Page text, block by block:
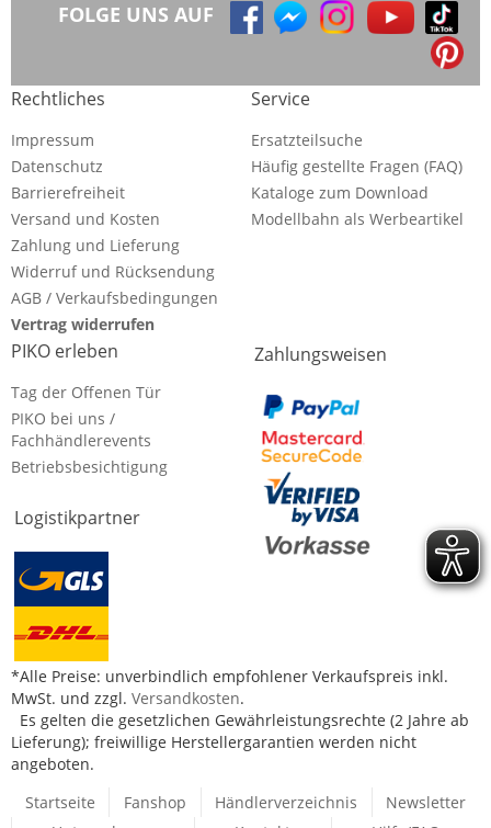
FOLGE UNS AUF
Rechtliches
Impressum
Datenschutz
Barrierefreiheit
Versand und Kosten
Zahlung und Lieferung
Widerruf und Rücksendung
AGB / Verkaufsbedingungen
Vertrag widerrufen
Service
Ersatzteilsuche
Häufig gestellte Fragen (FAQ)
Kataloge zum Download
Modellbahn als Werbeartikel
PIKO erleben
Tag der Offenen Tür
PIKO bei uns /
Fachhändlerevents
Betriebsbesichtigung
Logistikpartner
Zahlungsweisen
*Alle Preise: unverbindlich empfohlener Verkaufspreis inkl.
MwSt. und zzgl. Versandkosten.
Es gelten die gesetzlichen Gewährleistungsrechte (2 Jahre ab
Lieferung); freiwillige Herstellergarantien werden nicht
angeboten.
Startseite
Fanshop Händlerverzeichnis
Newsletter